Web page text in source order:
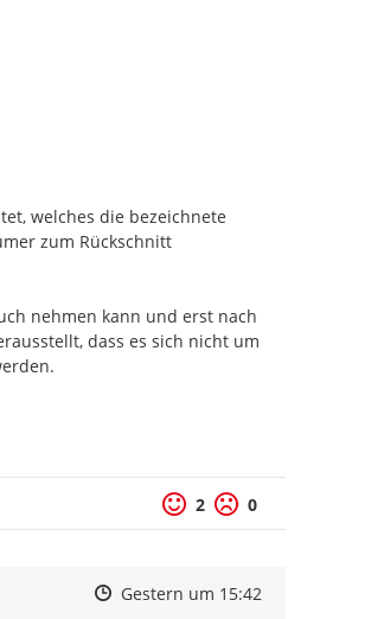
welches die bezeichnete
zum Rückschnitt
nehmen kann und erst nach
dass es sich nicht um
2 0
Zeitpunkt des Erstellens
Zeitpunkt des Erstellens
Gestern um 15:42Zur Äußerung